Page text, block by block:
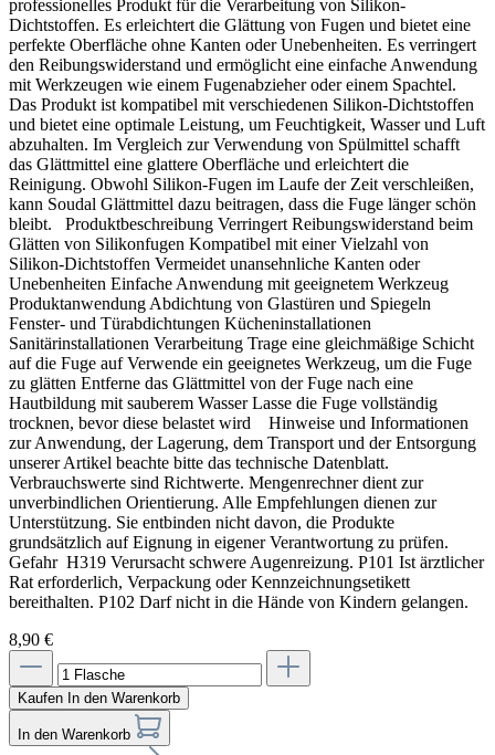
professionelles Produkt für die Verarbeitung von Silikon-
Dichtstoffen. Es erleichtert die Glättung von Fugen und bietet eine
perfekte Oberfläche ohne Kanten oder Unebenheiten. Es verringert
den Reibungswiderstand und ermöglicht eine einfache Anwendung
mit Werkzeugen wie einem Fugenabzieher oder einem Spachtel.
Das Produkt ist kompatibel mit verschiedenen Silikon-Dichtstoffen
und bietet eine optimale Leistung, um Feuchtigkeit, Wasser und Luft
abzuhalten. Im Vergleich zur Verwendung von Spülmittel schafft
das Glättmittel eine glattere Oberfläche und erleichtert die
Reinigung. Obwohl Silikon-Fugen im Laufe der Zeit verschleißen,
kann Soudal Glättmittel dazu beitragen, dass die Fuge länger schön
bleibt. Produktbeschreibung Verringert Reibungswiderstand beim
Glätten von Silikonfugen Kompatibel mit einer Vielzahl von
Silikon-Dichtstoffen Vermeidet unansehnliche Kanten oder
Unebenheiten Einfache Anwendung mit geeignetem Werkzeug
Produktanwendung Abdichtung von Glastüren und Spiegeln
Fenster- und Türabdichtungen Kücheninstallationen
Sanitärinstallationen Verarbeitung Trage eine gleichmäßige Schicht
auf die Fuge auf Verwende ein geeignetes Werkzeug, um die Fuge
zu glätten Entferne das Glättmittel von der Fuge nach eine
Hautbildung mit sauberem Wasser Lasse die Fuge vollständig
trocknen, bevor diese belastet wird Hinweise und Informationen
zur Anwendung, der Lagerung, dem Transport und der Entsorgung
unserer Artikel beachte bitte das technische Datenblatt.
Verbrauchswerte sind Richtwerte. Mengenrechner dient zur
unverbindlichen Orientierung. Alle Empfehlungen dienen zur
Unterstützung. Sie entbinden nicht davon, die Produkte
grundsätzlich auf Eignung in eigener Verantwortung zu prüfen.
Gefahr H319 Verursacht schwere Augenreizung. P101 Ist ärztlicher
Rat erforderlich, Verpackung oder Kennzeichnungsetikett
bereithalten. P102 Darf nicht in die Hände von Kindern gelangen.
8,90 €
Kaufen In den Warenkorb
In den Warenkorb